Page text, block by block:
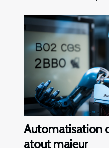
Automatisation
atout majeur